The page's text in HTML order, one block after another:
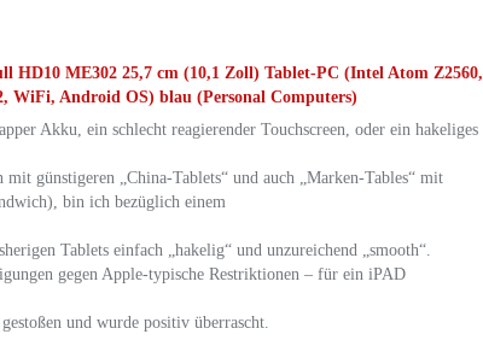
HD10 ME302 25,7 cm (10,1 Zoll) Tablet-PC (Intel Atom Z2560,
WiFi, Android OS) blau (Personal Computers)
Akku, ein schlecht reagierender Touchscreen, oder ein hakeliges
günstigeren „China-Tablets“ und auch „Marken-Tables“ mit
bin ich bezüglich einem
Tablets einfach „hakelig“ und unzureichend „smooth“.
gegen Apple-typische Restriktionen – für ein iPAD
und wurde positiv überrascht.